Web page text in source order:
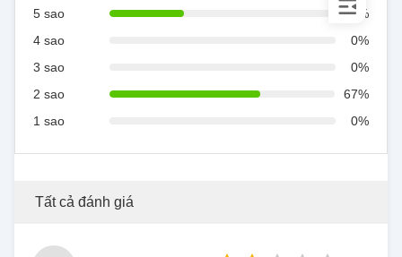
5 sao
33%
4 sao
0%
3 sao
0%
2 sao
67%
1 sao
0%
Tất cả đánh giá